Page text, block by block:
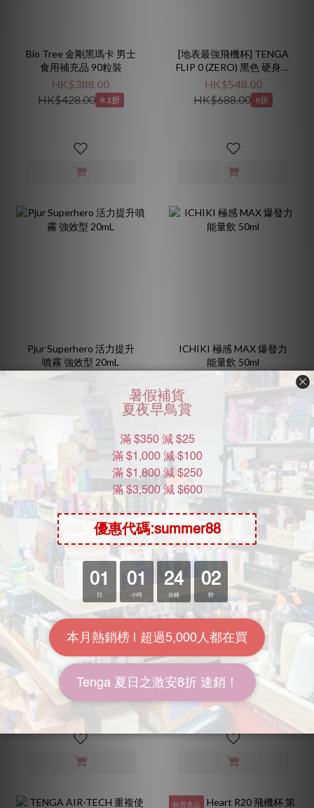
Bio Tree 金剛黑瑪卡 男士
食用補充品 90粒裝
HK$388.00
HK$428.00 9.1折
[地表最強飛機杯] TENGA
FLIP 0 (ZERO) 黑色 硬身刺
激款
HK$548.00
HK$688.00 8折
Pjur Superhero 活力提升
噴霧 強效型 20mL
HK$258.00
ICHIKI 極感 MAX 爆發力
能量飲 50ml
HK$150.00
TENGA 男性訓練杯 持久
訓練 05 刺激型
HK$99.00
HK$130.00 7.6折
Toys Heart R20 牝姬 第3
代
HK$288.00
HK$398.00
7.2折
熱賣產品